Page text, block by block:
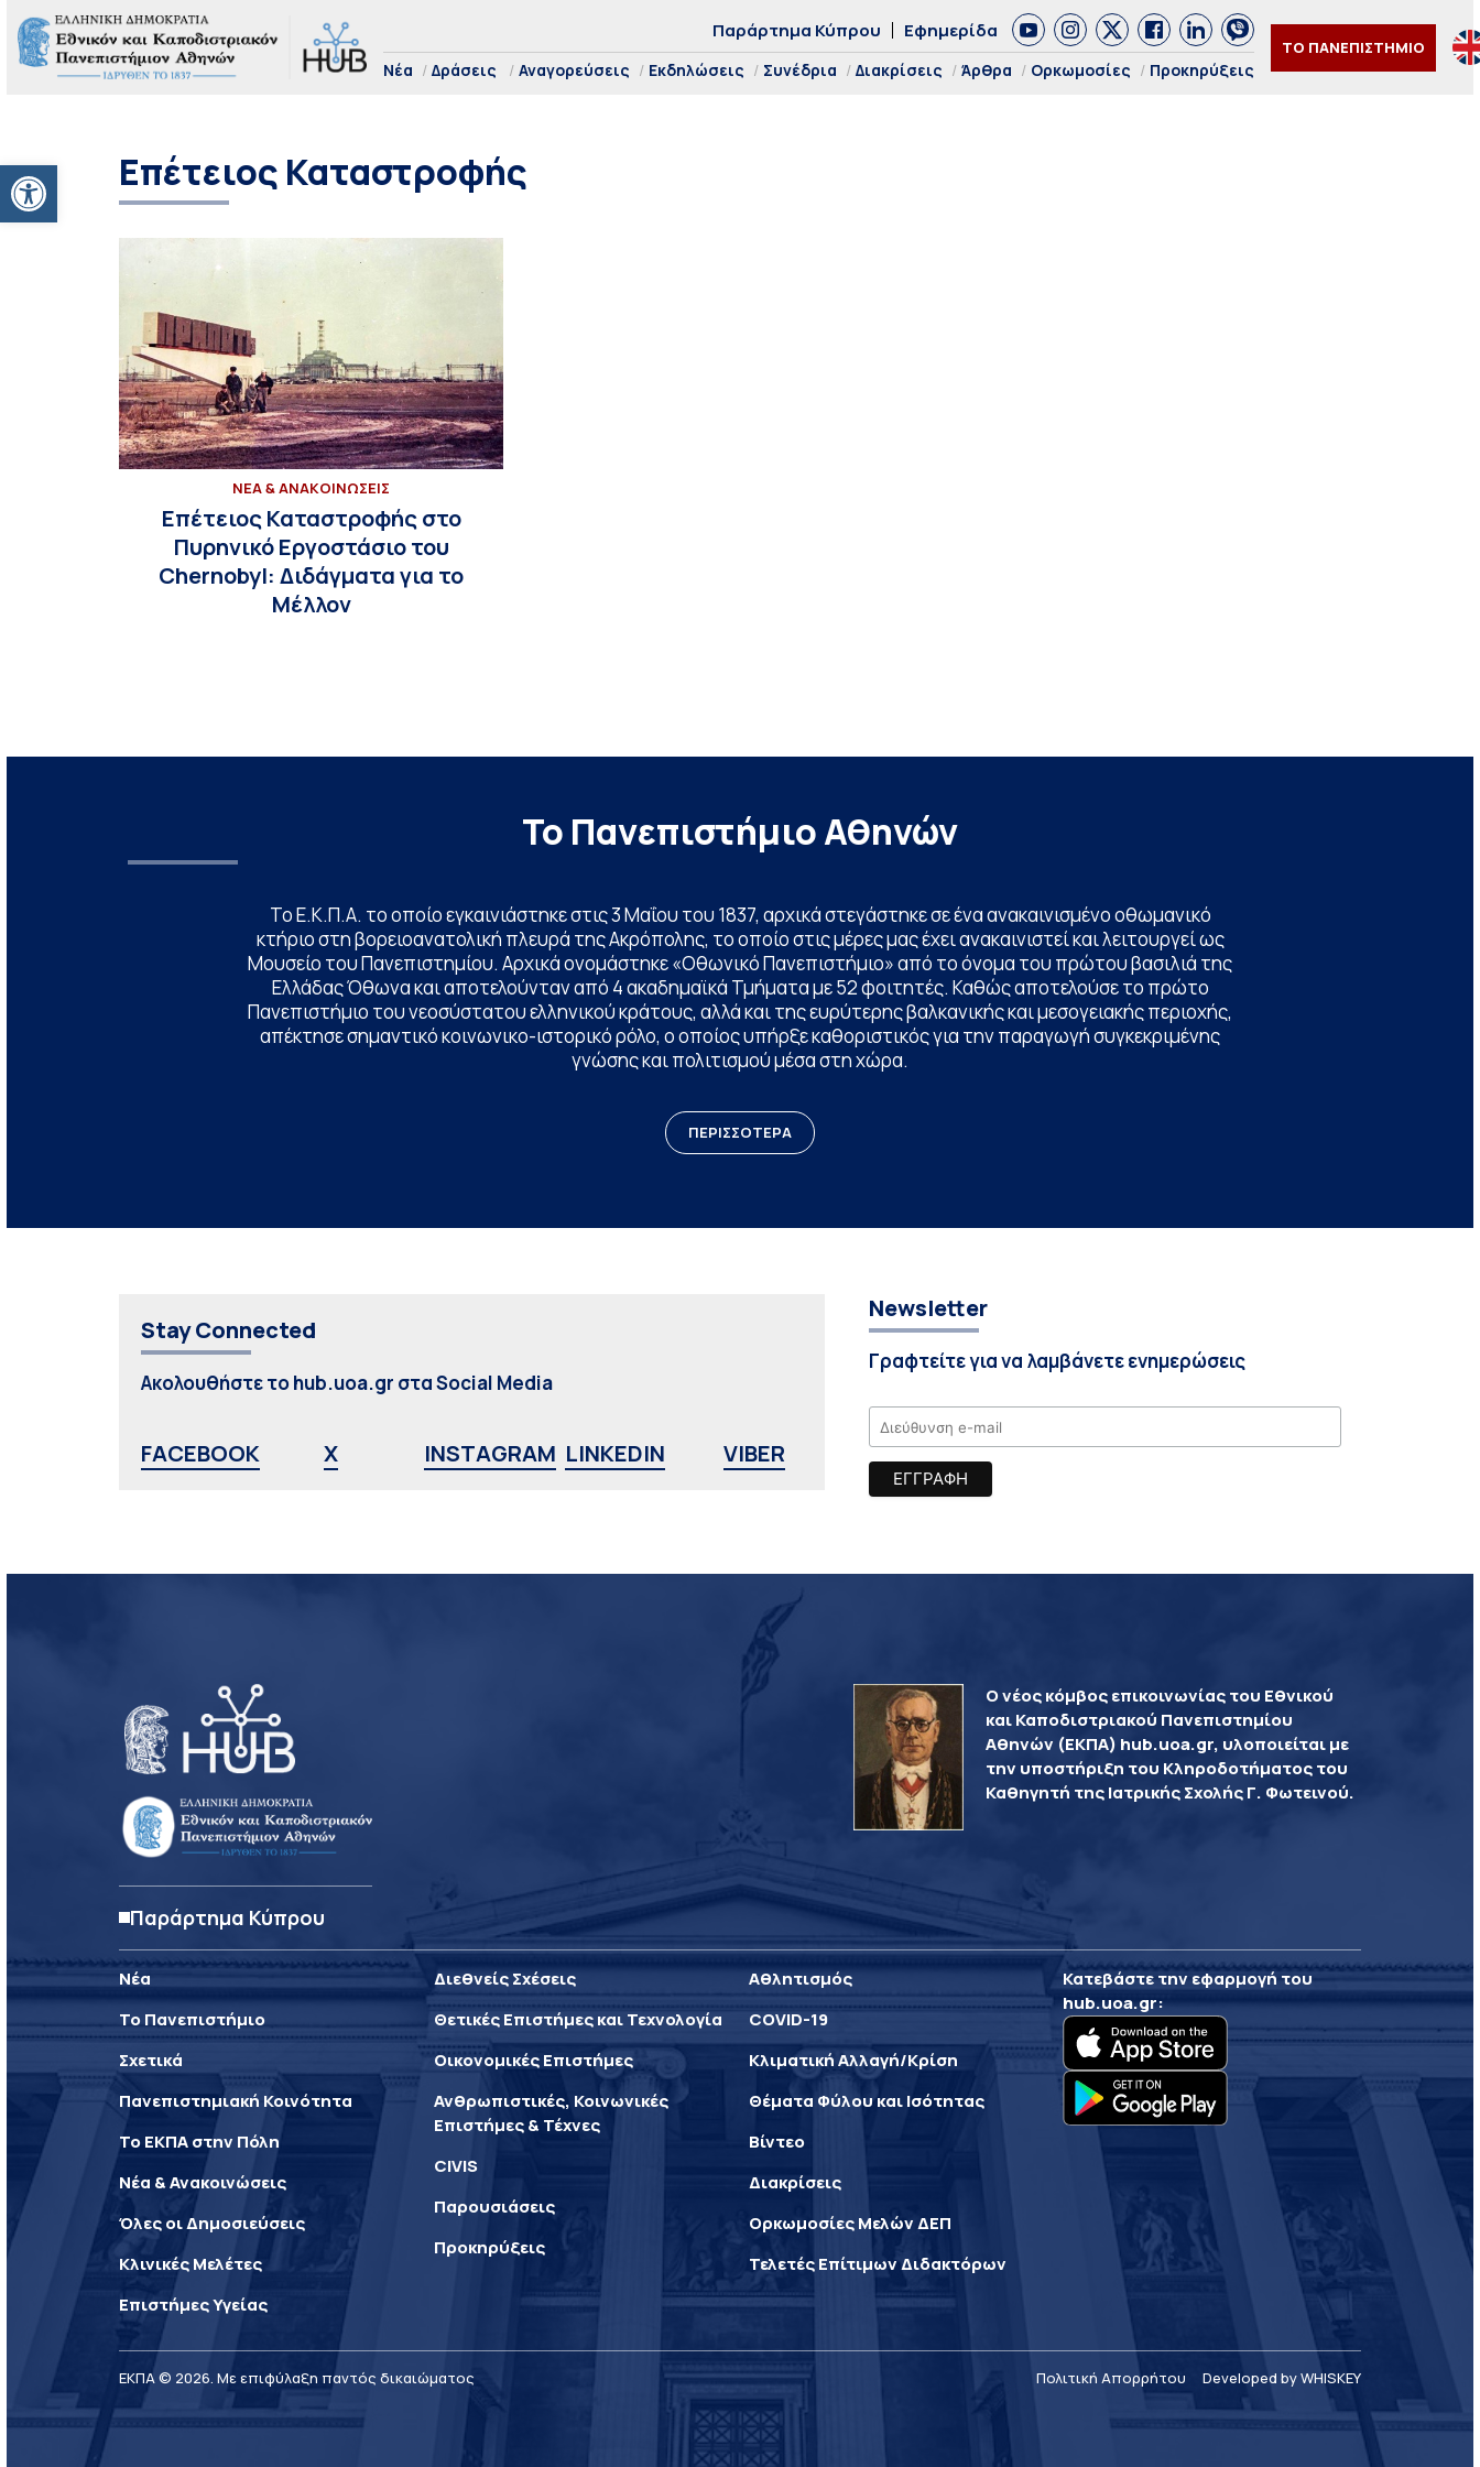
Ανοίξτε τη γραμμή εργαλείων
Παράρτημα Κύπρου Εφημερίδα
Νέα Δράσεις Αναγορεύσεις Εκδηλώσεις Συνέδρια Διακρίσεις Άρθρα Ορκωμοσίες Προκηρύξεις
ΤΟ ΠΑΝΕΠΙΣΤΗΜΙΟ
Επέτειος Καταστροφής
ΝΕΑ & ΑΝΑΚΟΙΝΩΣΕΙΣ
Επέτειος Καταστροφής στο
Πυρηνικό Εργοστάσιο του
Chernobyl: Διδάγματα για το
Μέλλον
Το Πανεπιστήμιο Αθηνών
Το Ε.Κ.Π.Α. το οποίο εγκαινιάστηκε στις 3 Μαΐου του 1837, αρχικά στεγάστηκε σε ένα ανακαινισμένο οθωμανικό
κτήριο στη βορειοανατολική πλευρά της Ακρόπολης, το οποίο στις μέρες μας έχει ανακαινιστεί και λειτουργεί ως
Μουσείο του Πανεπιστημίου. Αρχικά ονομάστηκε «Οθωνικό Πανεπιστήμιο» από το όνομα του πρώτου βασιλιά της
Ελλάδας Όθωνα και αποτελούνταν από 4 ακαδημαϊκά Τμήματα με 52 φοιτητές. Καθώς αποτελούσε το πρώτο
Πανεπιστήμιο του νεοσύστατου ελληνικού κράτους, αλλά και της ευρύτερης βαλκανικής και μεσογειακής περιοχής,
απέκτησε σημαντικό κοινωνικο-ιστορικό ρόλο, ο οποίος υπήρξε καθοριστικός για την παραγωγή συγκεκριμένης
γνώσης και πολιτισμού μέσα στη χώρα.
ΠΕΡΙΣΣΟΤΕΡΑ
Stay Connected
Ακολουθήστε το hub.uoa.gr στα Social Media
FACEBOOK X INSTAGRAM LINKEDIN VIBER
Newsletter
Γραφτείτε για να λαμβάνετε ενημερώσεις
Παράρτημα Κύπρου
Ο νέος κόμβος επικοινωνίας του Εθνικού
και Καποδιστριακού Πανεπιστημίου
Αθηνών (ΕΚΠΑ) hub.uoa.gr, υλοποιείται με
την υποστήριξη του Κληροδοτήματος του
Καθηγητή της Ιατρικής Σχολής Γ. Φωτεινού.
Νέα
Το Πανεπιστήμιο
Σχετικά
Πανεπιστημιακή Κοινότητα
Το ΕΚΠΑ στην Πόλη
Νέα & Ανακοινώσεις
Όλες οι Δημοσιεύσεις
Κλινικές Μελέτες
Επιστήμες Υγείας
Διεθνείς Σχέσεις
Θετικές Επιστήμες και Τεχνολογία
Οικονομικές Επιστήμες
Ανθρωπιστικές, Κοινωνικές
Επιστήμες & Τέχνες
CIVIS
Παρουσιάσεις
Προκηρύξεις
Αθλητισμός
COVID-19
Κλιματική Αλλαγή/Κρίση
Θέματα Φύλου και Ισότητας
Βίντεο
Διακρίσεις
Ορκωμοσίες Μελών ΔΕΠ
Τελετές Επίτιμων Διδακτόρων
Κατεβάστε την εφαρμογή του
hub.uoa.gr:
ΕΚΠΑ © 2026. Με επιφύλαξη παντός δικαιώματος Πολιτική Απορρήτου Developed by WHISKEY